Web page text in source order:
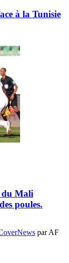
à la Tunisie
du Mali
poules.
par AF